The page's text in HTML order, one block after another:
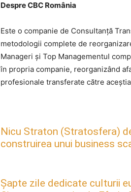
Despre CBC România
Este o companie de Consultanță
metodologii complete de
Manageri și Top Managementul
în propria companie, reorganizând
profesionale transferate către
Nicu Straton (Stratosfera)
construirea unui business
Șapte zile dedicate culturii